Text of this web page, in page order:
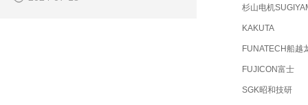
杉山电机
KAKUTA
FUNATECH船越
FUJICON富士
SGK昭和技研